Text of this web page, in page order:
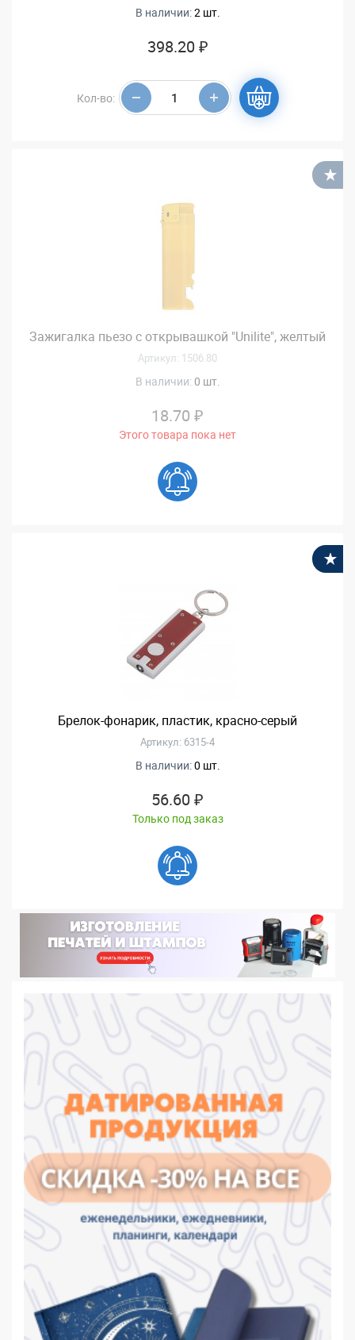
В наличии:2 шт.
398.20 ₽
Кол-во:
Зажигалка пьезо с открывашкой "Unilite", желтый
Артикул: 1506.80
В наличии: 0 шт.
18.70 ₽
Этого товара пока нет
Брелок-фонарик, пластик, красно-серый
Артикул: 6315-4
В наличии:0 шт.
56.60 ₽
Только под заказ